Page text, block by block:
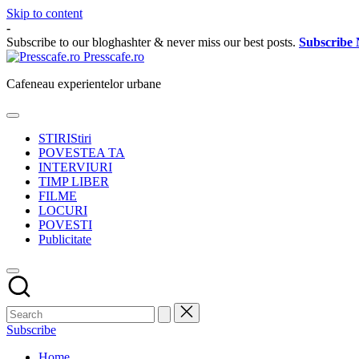
Skip to content
-
Subscribe to our bloghashter & never miss our best posts. Subscribe
Presscafe.ro
Cafeneau experientelor urbane
STIRIStiri
POVESTEA TA
INTERVIURI
TIMP LIBER
FILME
LOCURI
POVESTI
Publicitate
Subscribe